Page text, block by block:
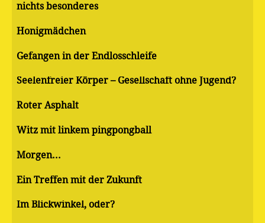
nichts besonderes
Honigmädchen
Gefangen in der Endlosschleife
Seelenfreier Körper – Gesellschaft ohne Jugend?
Roter Asphalt
Witz mit linkem pingpongball
Morgen...
Ein Treffen mit der Zukunft
Im Blickwinkel, oder?